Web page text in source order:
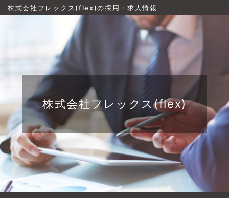
株式会社フレックス(flex)の採用・求人情報
株式会社フレックス(flex)